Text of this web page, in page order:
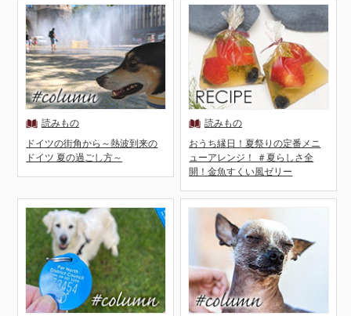
ドイツの街角から～熱波到来の
ドイツ 夏の過ごし方～
おうち縁日！夏祭りの定番メニ
ューアレンジ！ ＃夏らしさ全
開！金魚すくい風ゼリー